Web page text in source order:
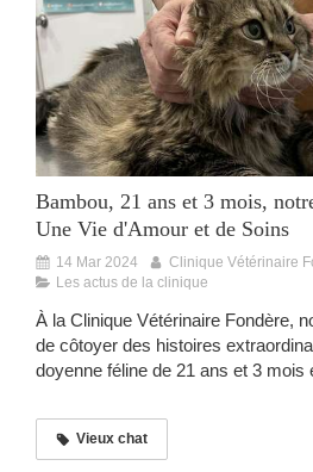
Bambou, 21 ans et 3 mois,
Une Vie d'Amour et de Soins
14 Mar 2024
Clinique Vétérinaire
Les actus de la clinique
À la Clinique Vétérinaire Fondère,
de côtoyer des histoires
doyenne féline de 21 ans et 3 mois
Vieux chat